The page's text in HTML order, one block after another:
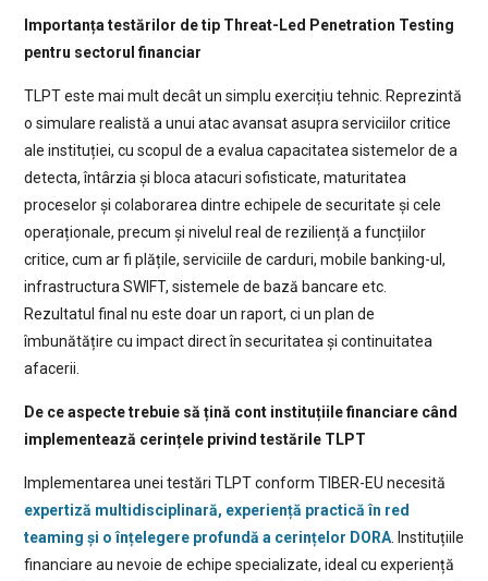
Importanța testărilor de tip Threat-Led Penetration Testing
pentru sectorul financiar
TLPT este mai mult decât un simplu exercițiu tehnic. Reprezintă
o simulare realistă a unui atac avansat asupra serviciilor critice
ale instituției, cu scopul de a evalua capacitatea sistemelor de a
detecta, întârzia și bloca atacuri sofisticate, maturitatea
proceselor și colaborarea dintre echipele de securitate și cele
operaționale, precum și nivelul real de reziliență a funcțiilor
critice, cum ar fi plățile, serviciile de carduri, mobile banking-ul,
infrastructura SWIFT, sistemele de bază bancare etc.
Rezultatul final nu este doar un raport, ci un plan de
îmbunătățire cu impact direct în securitatea și continuitatea
afacerii.
De ce aspecte trebuie să țină cont instituțiile financiare când
implementează cerințele privind testările TLPT
Implementarea unei testări TLPT conform TIBER-EU necesită
expertiză multidisciplinară, experiență practică în red
teaming și o înțelegere profundă a cerințelor DORA. Instituțiile
financiare au nevoie de echipe specializate, ideal cu experiență